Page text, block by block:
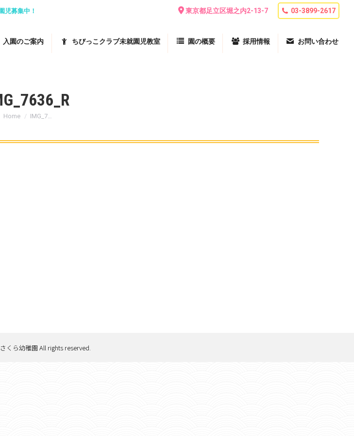
児募集中！ 東京都足立区堀之内2-13-7 03-3899-2617
入園のご案内 ちびっこクラブ未就園児教室 園の概要 採用情報 お問い合わせ
You are here:
Home IMG_7…
くら幼稚園 All rights reserved.